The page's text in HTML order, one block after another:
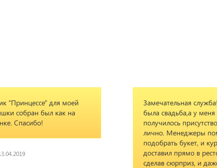
Замечательная служба! У подруги
была свадьба,а у меня не